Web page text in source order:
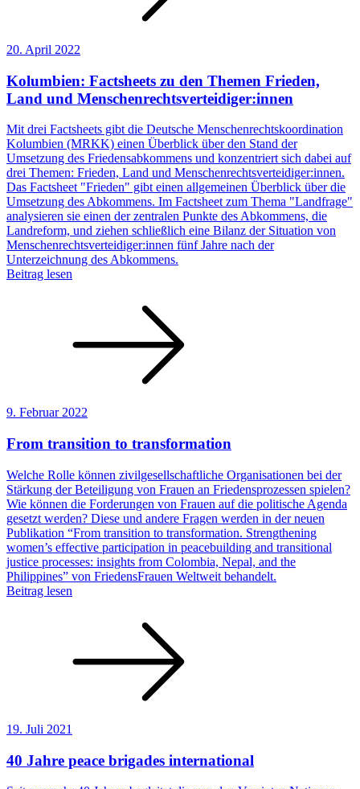
20. April 2022
Kolumbien: Factsheets zu den Themen Frieden,
Land und Menschenrechtsverteidiger:innen
Mit drei Factsheets gibt die Deutsche Menschenrechtskoordination
Kolumbien (MRKK) einen Überblick über den Stand der
Umsetzung des Friedensabkommens und konzentriert sich dabei auf
drei Themen: Frieden, Land und Menschenrechtsverteidiger:innen.
Das Factsheet "Frieden" gibt einen allgemeinen Überblick über die
Umsetzung des Abkommens. Im Factsheet zum Thema "Landfrage"
analysieren sie einen der zentralen Punkte des Abkommens, die
Landreform, und ziehen schließlich eine Bilanz der Situation von
Menschenrechtsverteidiger:innen fünf Jahre nach der
Unterzeichnung des Abkommens.
Beitrag lesen
9. Februar 2022
From transition to transformation
Welche Rolle können zivilgesellschaftliche Organisationen bei der
Stärkung der Beteiligung von Frauen an Friedensprozessen spielen?
Wie können die Forderungen von Frauen auf die politische Agenda
gesetzt werden? Diese und andere Fragen werden in der neuen
Publikation “From transition to transformation. Strengthening
women’s effective participation in peacebuilding and transitional
justice processes: insights from Colombia, Nepal, and the
Philippines” von FriedensFrauen Weltweit behandelt.
Beitrag lesen
19. Juli 2021
40 Jahre peace brigades international